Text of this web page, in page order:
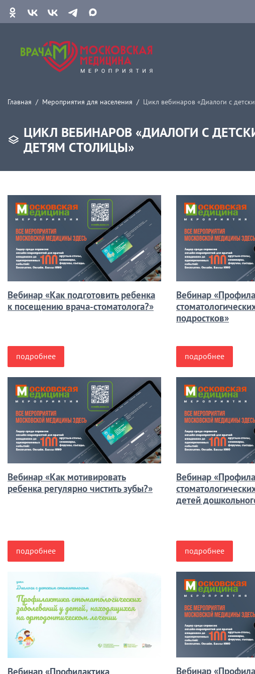
Главная Мероприятия для населения Цикл вебинаров «Диалоги с
ЦИКЛ ВЕБИНАРОВ «ДИАЛОГИ С
ДЕТЯМ СТОЛИЦЫ»
Вебинар «Как подготовить ребенка
к посещению врача-стоматолога?»
подробнее
Вебинар
подростков»
подробнее
Вебинар «Как мотивировать
ребенка регулярно чистить зубы?»
подробнее
Вебинар
детей
подробнее
Вебинар «Профилактика Вебинар